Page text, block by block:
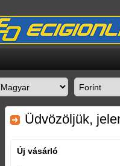
Üdvözöljük,
Új vásárló